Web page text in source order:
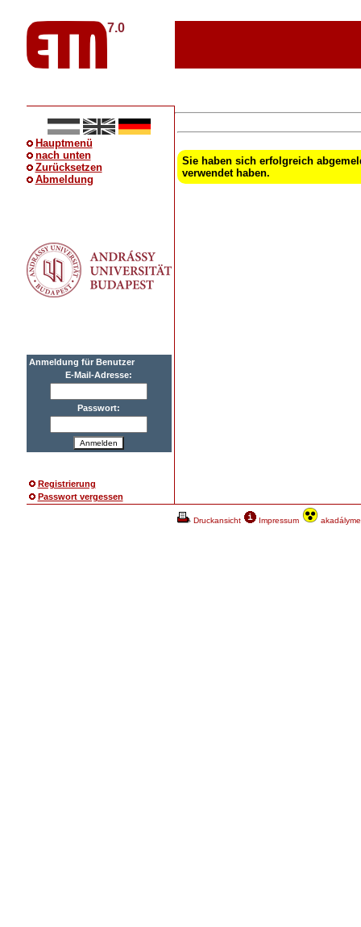
7.0
Hauptmenü
nach unten
Zurücksetzen
Abmeldung
Anmeldung für Benutzer
E-Mail-Adresse:
Passwort:
Anmelden
Registrierung
Passwort vergessen
Sie haben sich erfolgreich
verwendet haben.
Druckansicht Impressum